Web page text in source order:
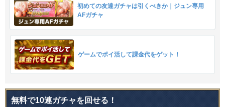
初めての友達ガチャは引くべきか｜ジュン専用
AFガチャ
ゲームでポイ活して課金代をゲット！
無料で10連ガチャを回せる！